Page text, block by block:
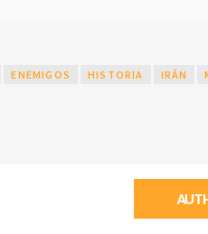
ENEMIGOS HISTORIA IRÁN